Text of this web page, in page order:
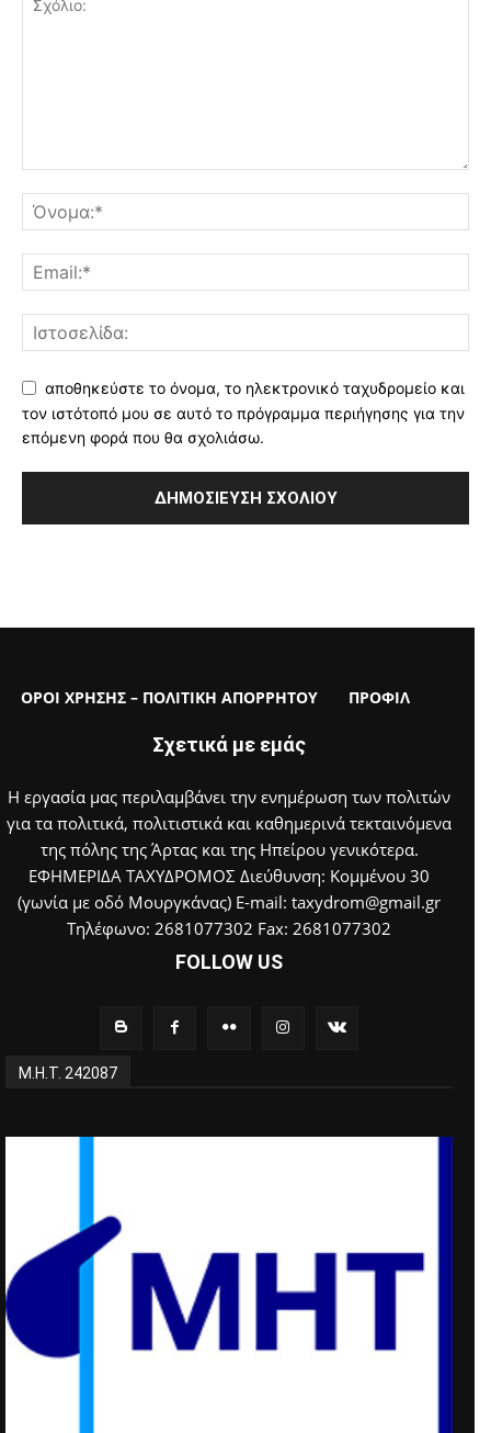
αποθηκεύστε το όνομα, το ηλεκτρονικό ταχυδρομείο και
τον ιστότοπό μου σε αυτό το πρόγραμμα περιήγησης για την
επόμενη φορά που θα σχολιάσω.
ΟΡΟΙ ΧΡΗΣΗΣ – ΠΟΛΙΤΙΚΗ ΑΠΟΡΡΗΤΟΥ ΠΡΟΦΙΛ
Σχετικά με εμάς
Η εργασία μας περιλαμβάνει την ενημέρωση των πολιτών
για τα πολιτικά, πολιτιστικά και καθημερινά τεκταινόμενα
της πόλης της Άρτας και της Ηπείρου γενικότερα.
ΕΦΗΜΕΡΙΔΑ ΤΑΧΥΔΡΟΜΟΣ Διεύθυνση: Κομμένου 30
(γωνία με οδό Μουργκάνας) E-mail: taxydrom@gmail.gr
Τηλέφωνο: 2681077302 Fax: 2681077302
FOLLOW US
Μ.Η.Τ. 242087